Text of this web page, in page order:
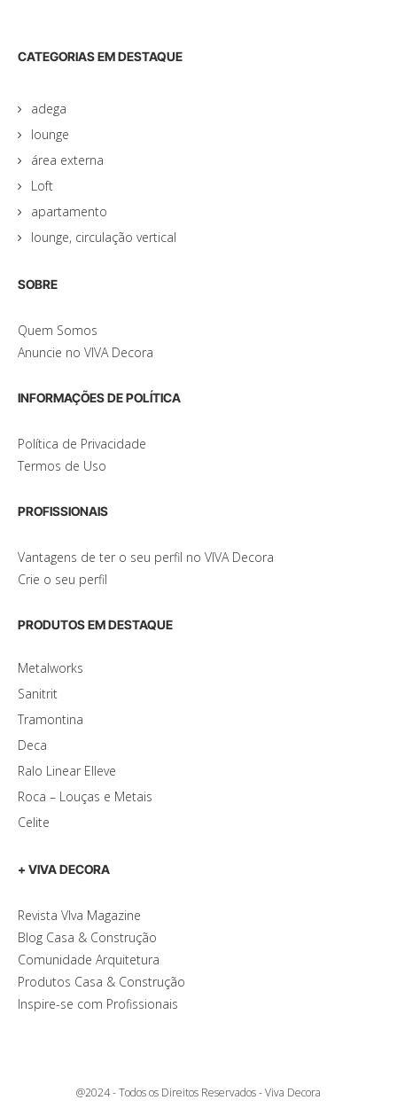
CATEGORIAS EM DESTAQUE
adega
lounge
área externa
Loft
apartamento
lounge, circulação vertical
SOBRE
Quem Somos
Anuncie no VIVA Decora
INFORMAÇÕES DE POLÍTICA
Política de Privacidade
Termos de Uso
PROFISSIONAIS
Vantagens de ter o seu perfil no VIVA Decora
Crie o seu perfil
PRODUTOS EM DESTAQUE
Metalworks
Sanitrit
Tramontina
Deca
Ralo Linear Elleve
Roca – Louças e Metais
Celite
+ VIVA DECORA
Revista VIva Magazine
Blog Casa & Construção
Comunidade Arquitetura
Produtos Casa & Construção
Inspire-se com Profissionais
@2024 - Todos os Direitos Reservados - Viva Decora